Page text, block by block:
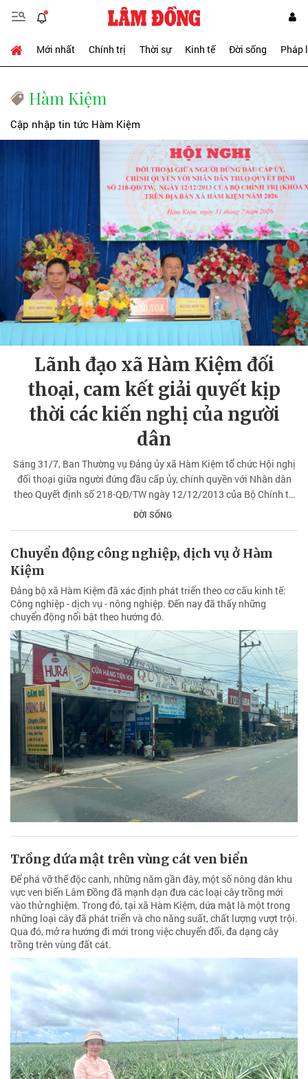
Mới nhất Chính trị Thời sự Kinh tế Đời sống Pháp
Hàm Kiệm
Cập nhập tin tức Hàm Kiệm
Lãnh đạo xã Hàm Kiệm đối
thoại, cam kết giải quyết kịp
thời các kiến nghị của người
dân
Sáng 31/7, Ban Thường vụ Đảng ủy xã Hàm Kiệm tổ chức Hội nghị
đối thoại giữa người đứng đầu cấp ủy, chính quyền với Nhân dân
theo Quyết định số 218-QĐ/TW ngày 12/12/2013 của Bộ Chính trị
(khóa XI).
ĐỜI SỐNG
Chuyển động công nghiệp, dịch vụ ở Hàm
Kiệm
Đảng bộ xã Hàm Kiệm đã xác định phát triển theo cơ cấu kinh tế:
Công nghiệp - dịch vụ - nông nghiệp. Đến nay đã thấy những
chuyển động nổi bật theo hướng đó.
Trồng dứa mật trên vùng cát ven biển
Để phá vỡ thế độc canh, những năm gần đây, một số nông dân khu
vực ven biển Lâm Đồng đã mạnh dạn đưa các loại cây trồng mới
vào thử nghiệm. Trong đó, tại xã Hàm Kiệm, dứa mật là một trong
những loại cây đã phát triển và cho năng suất, chất lượng vượt trội.
Qua đó, mở ra hướng đi mới trong việc chuyển đổi, đa dạng cây
trồng trên vùng đất cát.